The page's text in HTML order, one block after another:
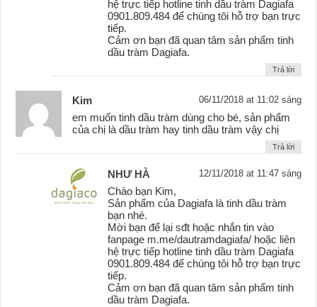
hệ trực tiếp hotline tinh dầu tràm Dagiafa
0901.809.484 để chúng tôi hỗ trợ bạn trực
tiếp.
Cảm ơn bạn đã quan tâm sản phẩm tinh
dầu tràm Dagiafa.
Trả lời
Kim 06/11/2018 at 11:02 sáng
em muốn tinh dầu tràm dùng cho bé, sản phẩm
của chị là dầu tràm hay tinh dầu tràm vậy chị
Trả lời
NHƯ HÀ 12/11/2018 at 11:47 sáng
Chào bạn Kim,
Sản phẩm của Dagiafa là tinh dầu tràm
bạn nhé.
Mời bạn để lại sđt hoặc nhắn tin vào
fanpage m.me/dautramdagiafa/ hoặc liên
hệ trực tiếp hotline tinh dầu tràm Dagiafa
0901.809.484 để chúng tôi hỗ trợ bạn trực
tiếp.
Cảm ơn bạn đã quan tâm sản phẩm tinh
dầu tràm Dagiafa.